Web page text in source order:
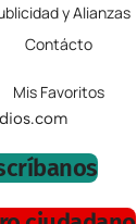
y Alianzas
Contácto
Mis Favoritos